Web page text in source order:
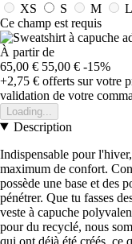
XS
S M L
Ce champ est requis
À partir de
65,00 € 55,00 € -15%
+2,75 € offerts sur votre
validation de votre
Loading...
Description
Indispensable pour
maximum de confort.
possède une base et des
pénétrer. Que tu fasses
veste à capuche
pour du recyclé, nous
qui ont déjà été créés, ce